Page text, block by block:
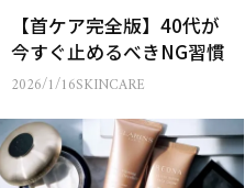
【首ケア完全版】40代が
今すぐ止めるべきNG習慣
2026/1/16SKINCARE